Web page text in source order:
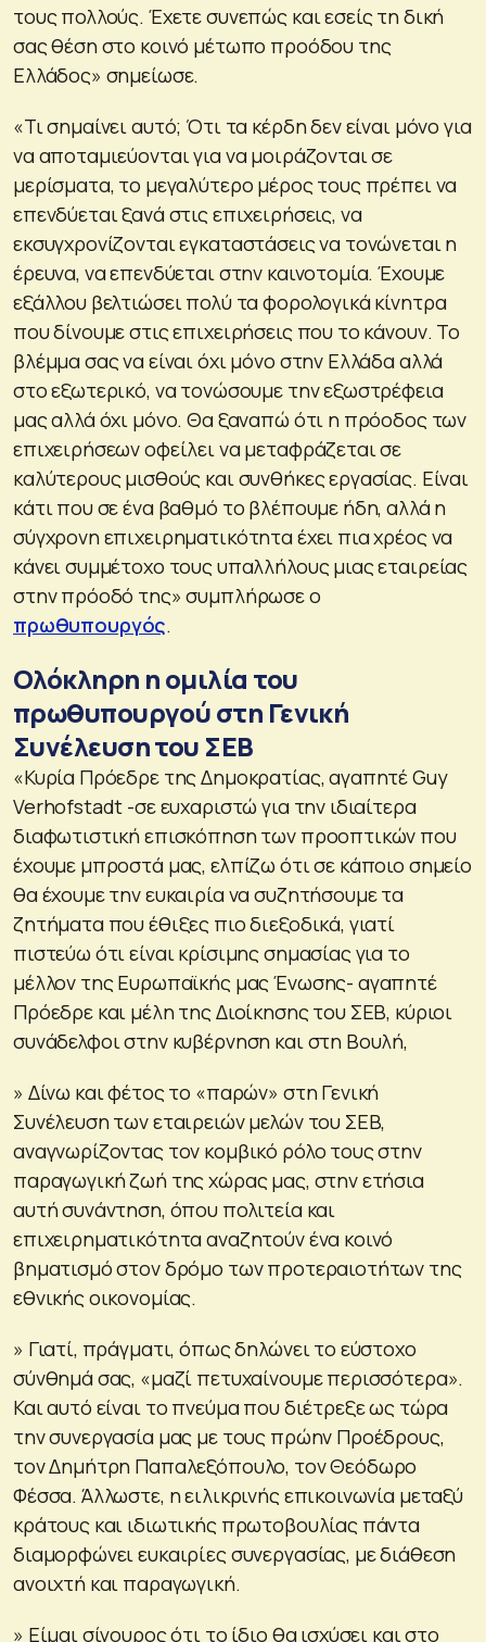
τους πολλούς. Έχετε συνεπώς και εσείς τη δική
σας θέση στο κοινό μέτωπο προόδου της
Ελλάδος» σημείωσε.
«Τι σημαίνει αυτό; Ότι τα κέρδη δεν είναι μόνο για
να αποταμιεύονται για να μοιράζονται σε
μερίσματα, το μεγαλύτερο μέρος τους πρέπει να
επενδύεται ξανά στις επιχειρήσεις, να
εκσυγχρονίζονται εγκαταστάσεις να τονώνεται η
έρευνα, να επενδύεται στην καινοτομία. Έχουμε
εξάλλου βελτιώσει πολύ τα φορολογικά κίνητρα
που δίνουμε στις επιχειρήσεις που το κάνουν. Το
βλέμμα σας να είναι όχι μόνο στην Ελλάδα αλλά
στο εξωτερικό, να τονώσουμε την εξωστρέφεια
μας αλλά όχι μόνο. Θα ξαναπώ ότι η πρόοδος των
επιχειρήσεων οφείλει να μεταφράζεται σε
καλύτερους μισθούς και συνθήκες εργασίας. Είναι
κάτι που σε ένα βαθμό το βλέπουμε ήδη, αλλά η
σύγχρονη επιχειρηματικότητα έχει πια χρέος να
κάνει συμμέτοχο τους υπαλλήλους μιας εταιρείας
στην πρόοδό της» συμπλήρωσε ο
πρωθυπουργός.
Ολόκληρη η ομιλία του
πρωθυπουργού στη Γενική
Συνέλευση του ΣΕΒ
«Κυρία Πρόεδρε της Δημοκρατίας, αγαπητέ Guy
Verhofstadt -σε ευχαριστώ για την ιδιαίτερα
διαφωτιστική επισκόπηση των προοπτικών που
έχουμε μπροστά μας, ελπίζω ότι σε κάποιο σημείο
θα έχουμε την ευκαιρία να συζητήσουμε τα
ζητήματα που έθιξες πιο διεξοδικά, γιατί
πιστεύω ότι είναι κρίσιμης σημασίας για το
μέλλον της Ευρωπαϊκής μας Ένωσης- αγαπητέ
Πρόεδρε και μέλη της Διοίκησης του ΣΕΒ, κύριοι
συνάδελφοι στην κυβέρνηση και στη Βουλή,
» Δίνω και φέτος το «παρών» στη Γενική
Συνέλευση των εταιρειών μελών του ΣΕΒ,
αναγνωρίζοντας τον κομβικό ρόλο τους στην
παραγωγική ζωή της χώρας μας, στην ετήσια
αυτή συνάντηση, όπου πολιτεία και
επιχειρηματικότητα αναζητούν ένα κοινό
βηματισμό στον δρόμο των προτεραιοτήτων της
εθνικής οικονομίας.
» Γιατί, πράγματι, όπως δηλώνει το εύστοχο
σύνθημά σας, «μαζί πετυχαίνουμε περισσότερα».
Και αυτό είναι το πνεύμα που διέτρεξε ως τώρα
την συνεργασία μας με τους πρώην Προέδρους,
τον Δημήτρη Παπαλεξόπουλο, τον Θεόδωρο
Φέσσα. Άλλωστε, η ειλικρινής επικοινωνία μεταξύ
κράτους και ιδιωτικής πρωτοβουλίας πάντα
διαμορφώνει ευκαιρίες συνεργασίας, με διάθεση
ανοιχτή και παραγωγική.
» Είμαι σίγουρος ότι το ίδιο θα ισχύσει και στο